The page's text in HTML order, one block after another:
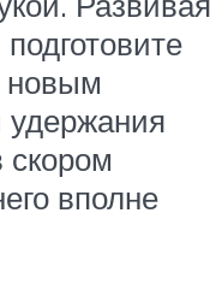
новым
удержания
скором
вполне